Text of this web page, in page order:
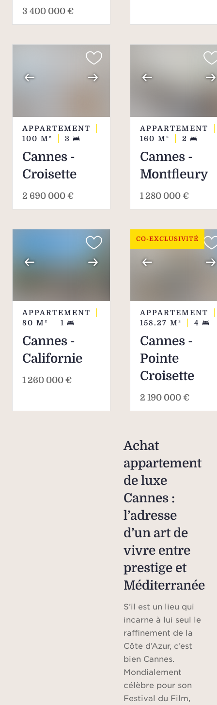
3 400 000 €
APPARTEMENT
100 M² 3
Cannes -
Croisette
2 690 000 €
APPARTEMENT
160 M² 2
Cannes -
Montfleury
1 280 000 €
APPARTEMENT
80 M² 1
Cannes -
Californie
1 260 000 €
CO-EXCLUSIVITÉ
APPARTEMENT
158.27 M² 4
Cannes -
Pointe
Croisette
2 190 000 €
Achat
appartement
de luxe
Cannes :
l’adresse
d’un art de
vivre entre
prestige et
Méditerranée
S’il est un lieu qui
incarne à lui seul le
raffinement de la
Côte d’Azur, c’est
bien Cannes.
Mondialement
célèbre pour son
Festival du Film,